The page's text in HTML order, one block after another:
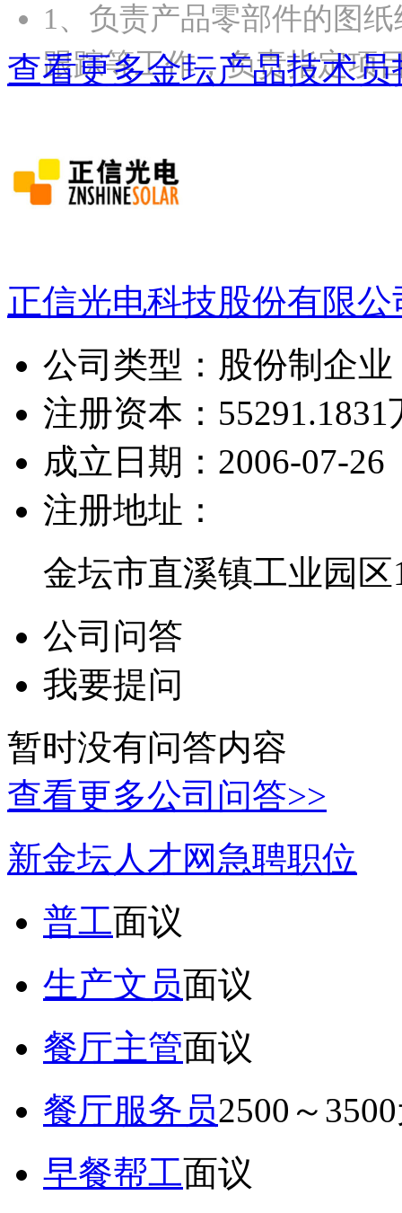
1、负责产品零部件的图
跟踪等工作，负责指定
查看更多金坛产品技术
正信光电科技股份有限公
公司类型： 股份制企业
注册资本： 55291.1831
成立日期： 2006-07-26
注册地址：
金坛市直溪镇工业园
公司问答
我要提问
暂时没有问答内容
查看更多公司问答>>
新金坛人才网急聘职位
普工面议
生产文员面议
餐厅主管面议
餐厅服务员2500～
早餐帮工面议